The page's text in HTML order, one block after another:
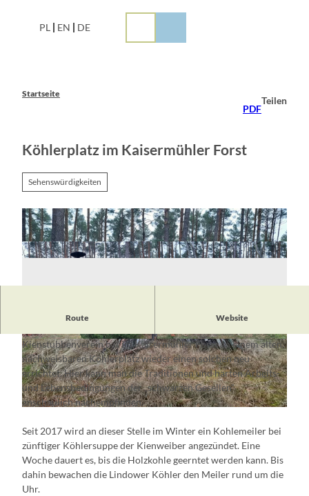
PL EN DE
Startseite
PDF
Teilen
Köhlerplatz im Kaisermühler Forst
Sehenswürdigkeiten
© Annekatrin Schwaeger © Annekatrin Schwaeger
Route Website
In den Wäldern weit um Müllrose bis nach Groß Lindow hat
Kienstubbenverein hat im Kaisermühler Forst an einem alten,
nachweisbaren Köhlerplatz wieder einen solchen neu
errichtet. Hier kann man die Traditionen und harten Arbeits-
und Lebensbedingungen der „schwarzen Gesellen“
anschaulich nachempfinden.
Seit 2017 wird an dieser Stelle im Winter ein Kohlemeiler bei
zünftiger Köhlersuppe der Kienweiber angezündet. Eine
Woche dauert es, bis die Holzkohle geerntet werden kann. Bis
dahin bewachen die Lindower Köhler den Meiler rund um die
Uhr.